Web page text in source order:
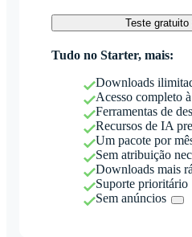
Teste gratuito
Tudo no Starter, mais:
Downloads
Acesso completo
Ferramentas de
Recursos de IA
Um pacote por
Sem atribuição
Downloads mais
Suporte prioritário
Sem anúncios